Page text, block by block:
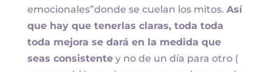
emocionales”donde se cuelan los mitos. Así
que hay que tenerlas claras, toda toda
toda mejora se dará en la medida que
seas consistentey no de un día para otro (